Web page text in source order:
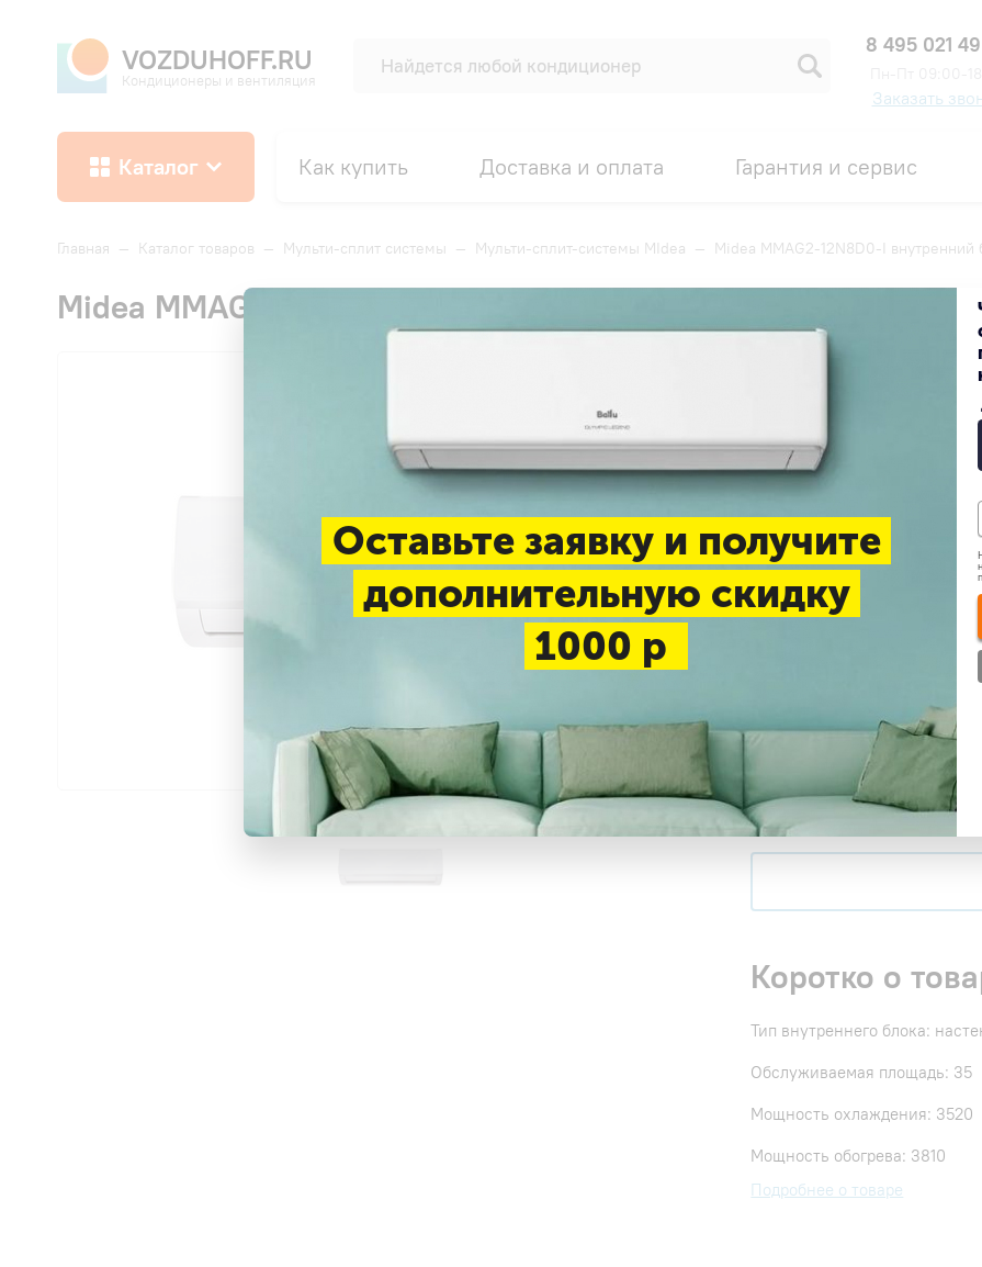
VOZDUHOFF.RU
Кондиционеры и вентиляция
8 495 021
Заказать
Каталог Как купить Доставка и оплата Гарантия и сервис
Главная — Каталог товаров — Мульти-сплит системы — Мульти-сплит-системы MIdea — Midea MMAG2-12N8D0-I
Midea MMAG2-12N8D0-I внутренний блок Unlimited DC
В наличии на складе
До 25 м2 До 35 м2
Нашли дешевле?
Самовывоз в будние дни
Купить в 1 клик
Коротко о
Тип внутреннего блока:
Обслуживаемая площадь: 35
Мощность охлаждения: 3520
Мощность обогрева: 3810
Подробнее о товаре
Оставьте заявку и получите
дополнительную скидку
1000 р